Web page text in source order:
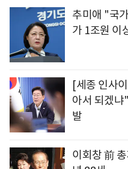
추미애 "국
가 1조원 이
[세종 인사
아서 되겠
발
이회창 前